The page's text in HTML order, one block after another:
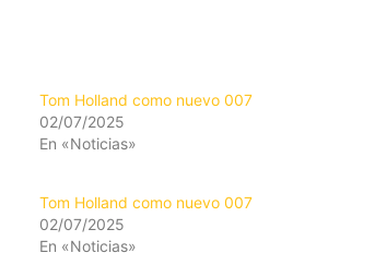
Tom Holland como nuevo 007
02/07/2025
En «Noticias»
Tom Holland como nuevo 007
02/07/2025
En «Noticias»